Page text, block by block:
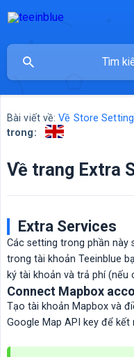
Bài viết về: Về Store
trong:
Về trang Extra
Extra Services
Các setting trong phần
trong tài khoản Teeinblue
ký tài khoản và trả phí
Connect Mapbox
Tạo tài khoản Mapbox và
Google Map API key để